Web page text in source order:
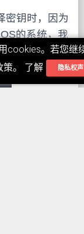
密钥时，因为
的系统，我
我们的密钥
cookies。若您继
策。 了解
隐私权